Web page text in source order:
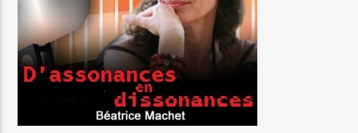
I'M HERE AGAIN
THELMA HOUSTON